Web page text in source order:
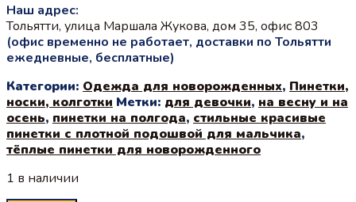
Наш адрес:
Тольятти, улица Маршала Жукова, дом 35, офис 803
(офис временно не работает, доставки по Тольятти
ежедневные, бесплатные)
Категории: Одежда для новорожденных, Пинетки,
носки, колготки Метки: для девочки, на весну и на
осень, пинетки на полгода, стильные красивые
пинетки с плотной подошвой для мальчика,
тёплые пинетки для новорожденного
1 в наличии